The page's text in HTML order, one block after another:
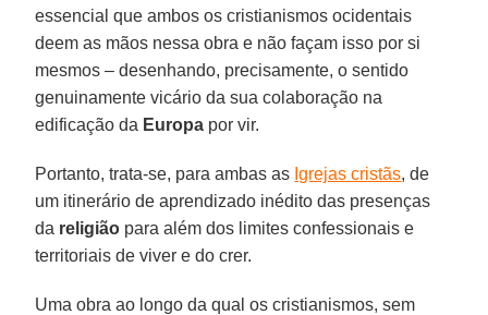
essencial que ambos os cristianismos ocidentais
deem as mãos nessa obra e não façam isso por si
mesmos – desenhando, precisamente, o sentido
genuinamente vicário da sua colaboração na
edificação da Europa por vir.
Portanto, trata-se, para ambas as Igrejas cristãs, de
um itinerário de aprendizado inédito das presenças
da religião para além dos limites confessionais e
territoriais de viver e do crer.
Uma obra ao longo da qual os cristianismos, sem